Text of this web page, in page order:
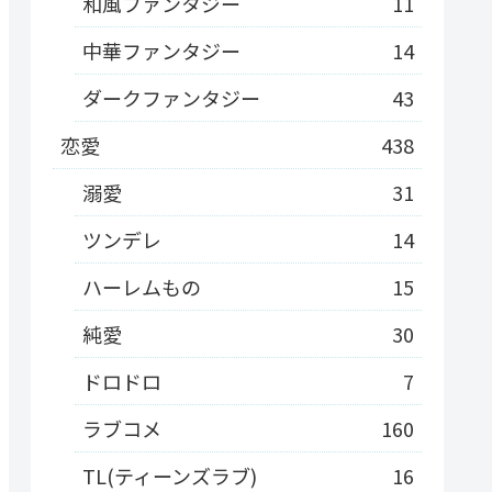
中華ファンタジー
14
ダークファンタジー
43
恋愛
438
溺愛
31
ツンデレ
14
ハーレムもの
15
純愛
30
ドロドロ
7
ラブコメ
160
TL(ティーンズラブ)
16